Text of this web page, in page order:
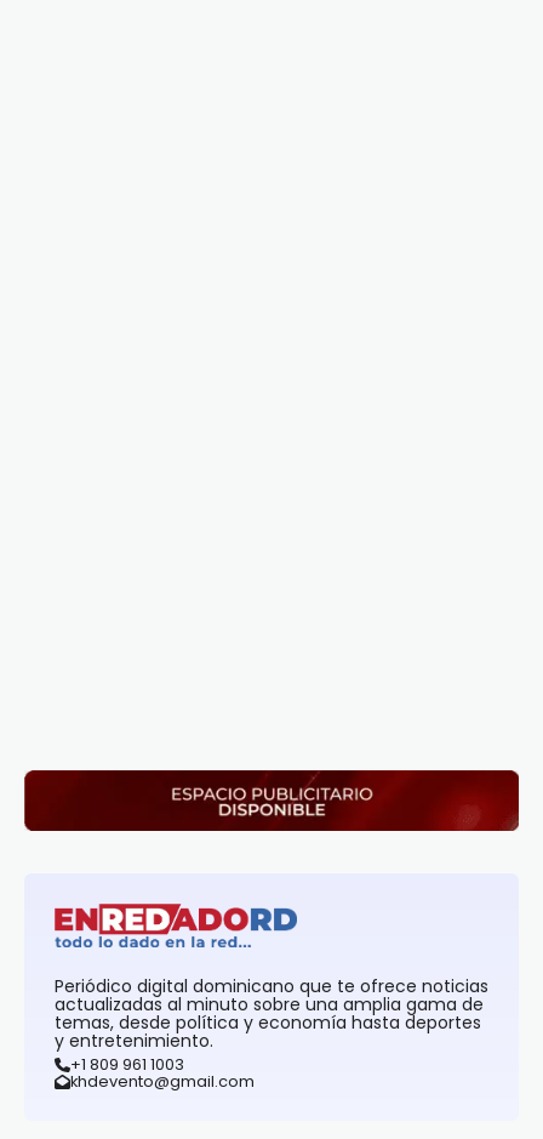
Periódico digital dominicano que te ofrece noticias
actualizadas al minuto sobre una amplia gama de
temas, desde política y economía hasta deportes
y entretenimiento.
+1 809 961 1003
khdevento@gmail.com